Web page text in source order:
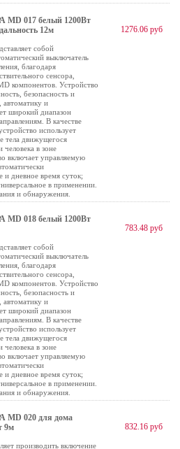
MD 017 белый 1200Вт
12м
собой
выключатель
благодаря
сенсора,
компонентов. Устройство
безопасность и
автоматику и
широкий диапазон
В качестве
использует
тела движущегося
человека в зоне
включает управляемую
и дневное время суток;
в применении.
и обнаружения.
1276.06 руб
MD 018 белый 1200Вт
собой
выключатель
благодаря
сенсора,
компонентов. Устройство
безопасность и
автоматику и
широкий диапазон
В качестве
использует
тела движущегося
человека в зоне
включает управляемую
и дневное время суток;
в применении.
и обнаружения.
783.48 руб
MD 020 для дома
9м
производить включение
832.16 руб